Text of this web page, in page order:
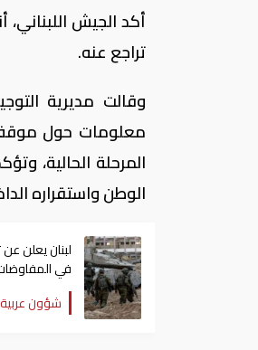
أكد الجيش
تراجع عنه.
وقالت مديرية
معلومات حول موقف
المرحلة الحالية،
الوطن واستقراره
لبنان يعلن
في
إسرائيل..
لوقف النار في
شؤون عربية